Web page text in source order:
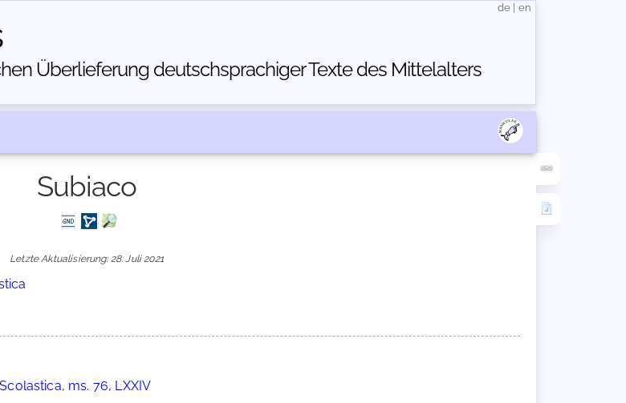
Über­lieferung deutschsprachiger Texte des Mittelalters
de en
Subiaco
Letzte Aktualisierung: 28. Juli 2021
ms. 76, LXXIV